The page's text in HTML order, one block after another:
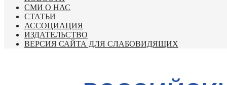
СМИ О НАС
СТАТЬИ
АССОЦИАЦИЯ
ИЗДАТЕЛЬСТВО
ВЕРСИЯ САЙТА ДЛЯ СЛАБОВИДЯЩИХ